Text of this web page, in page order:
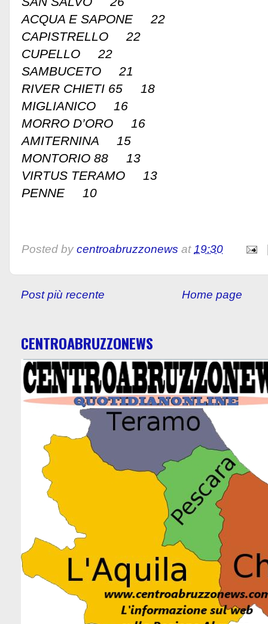
ACQUA E SAPONE 22
CAPISTRELLO 22
CUPELLO 22
SAMBUCETO 21
RIVER CHIETI 65 18
MIGLIANICO 16
MORRO D’ORO 16
AMITERNINA 15
MONTORIO 88 13
VIRTUS TERAMO 13
PENNE 10
Posted by centroabruzzonews at19:30
Post più recente Home page
CENTROABRUZZONEWS